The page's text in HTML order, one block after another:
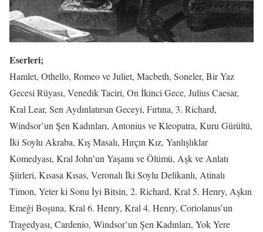
Eserleri;
Hamlet, Othello, Romeo ve Juliet, Macbeth, Soneler, Bir Yaz
Gecesi Rüyası, Venedik Taciri, On İkinci Gece, Julius Caesar,
Kral Lear, Sen Aydınlatırsın Geceyi, Fırtına, 3. Richard,
Windsor’un Şen Kadınları, Antonius ve Kleopatra, Kuru Gürültü,
İki Soylu Akraba, Kış Masalı, Hırçın Kız, Yanlışlıklar
Komedyası, Kral John’un Yaşamı ve Ölümü, Aşk ve Anlatı
Şiirleri, Kısasa Kısas, Veronalı İki Soylu Delikanlı, Atinalı
Timon, Yeter ki Sonu İyi Bitsin, 2. Richard, Kral 5. Henry, Aşkın
Emeği Boşuna, Kral 6. Henry, Kral 4. Henry, Coriolanus’un
Tragedyası, Cardenio, Windsor’un Şen Kadınları, Yok Yere